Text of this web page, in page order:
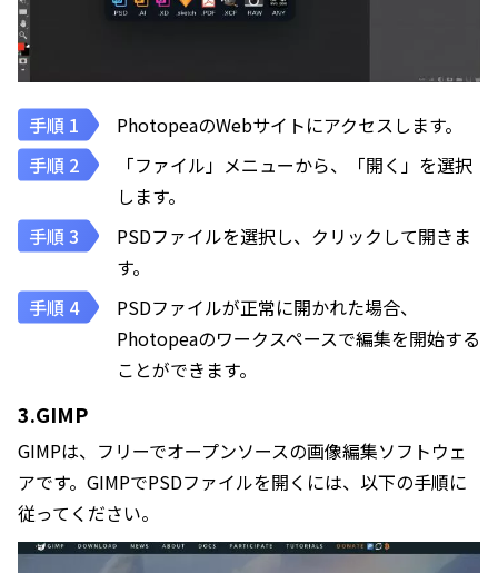
PhotopeaのWebサイトにアクセスします。
「ファイル」メニューから、「開く」を選択
します。
PSDファイルを選択し、クリックして開きま
す。
PSDファイルが正常に開かれた場合、
Photopeaのワークスペースで編集を開始する
ことができます。
3.GIMP
GIMPは、フリーでオープンソースの画像編集ソフトウェ
アです。GIMPでPSDファイルを開くには、以下の手順に
従ってください。